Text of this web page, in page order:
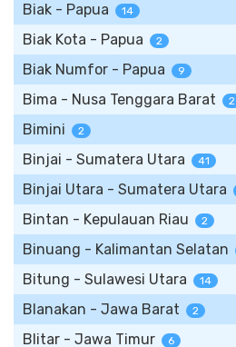
Biak - Papua 14
Biak Kota - Papua 2
Biak Numfor - Papua 9
Bima - Nusa Tenggara Barat 2
Bimini 2
Binjai - Sumatera Utara 41
Binjai Utara - Sumatera Utara
Bintan - Kepulauan Riau 2
Binuang - Kalimantan Selatan
Bitung - Sulawesi Utara 14
Blanakan - Jawa Barat 2
Blitar - Jawa Timur 6